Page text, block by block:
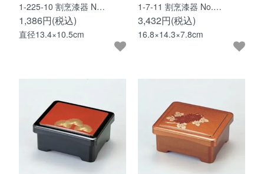
1-225-10 割烹漆器 N…
1,386円(税込)
直径13.4×10.5cm
1-7-11 割烹漆器 No.…
3,432円(税込)
16.8×14.3×7.8cm